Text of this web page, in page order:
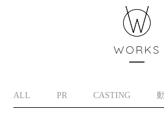
WORKS
ALL PR CASTING